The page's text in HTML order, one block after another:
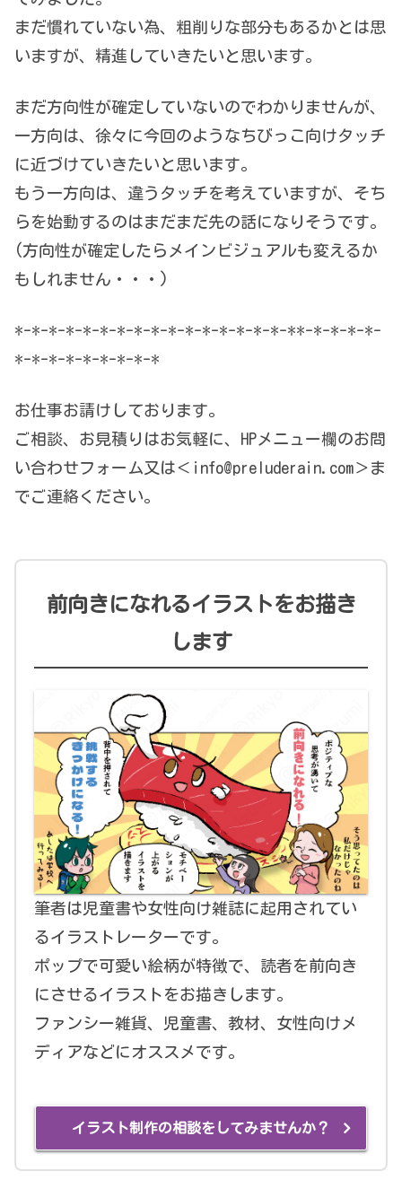
まだ慣れていない為、粗削りな部分もあるかとは思
いますが、精進していきたいと思います。
まだ方向性が確定していないのでわかりませんが、
一方向は、徐々に今回のようなちびっこ向けタッチ
に近づけていきたいと思います。
もう一方向は、違うタッチを考えていますが、そち
らを始動するのはまだまだ先の話になりそうです。
(方向性が確定したらメインビジュアルも変えるか
もしれません・・・)
*-*-*-*-*-*-*-*-*-*-*-*-*-*-*-*-**-*-*-*-*-
*-*-*-*-*-*-*-*-*
お仕事お請けしております。
ご相談、お見積りはお気軽に、HPメニュー欄のお問
い合わせフォーム又は＜info@preluderain.com＞ま
でご連絡ください。
前向きになれるイラストをお描き
します
筆者は児童書や女性向け雑誌に起用されてい
るイラストレーターです。
ポップで可愛い絵柄が特徴で、読者を前向き
にさせるイラストをお描きします。
ファンシー雑貨、児童書、教材、女性向けメ
ディアなどにオススメです。
イラスト制作の相談をしてみませんか？